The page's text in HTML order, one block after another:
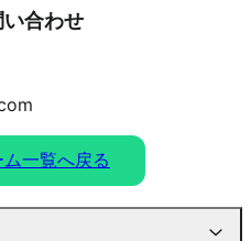
合わせ
一覧へ戻る